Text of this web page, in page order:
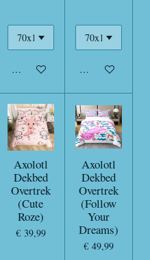
In winkelwagen In winkelwagen
Axolotl
Dekbed
Overtrek
(Cute
Roze)
€ 39,99
Axolotl
Dekbed
Overtrek
(Follow
Your
Dreams)
€ 49,99